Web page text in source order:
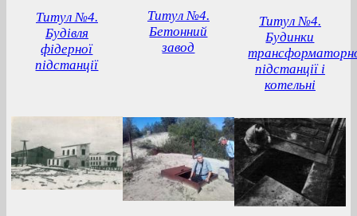
Титул №4.
Будівля
фідерної
підстанції
Титул №4.
Бетонний
завод
Титул №4.
Будинки
підстанції і
котельні